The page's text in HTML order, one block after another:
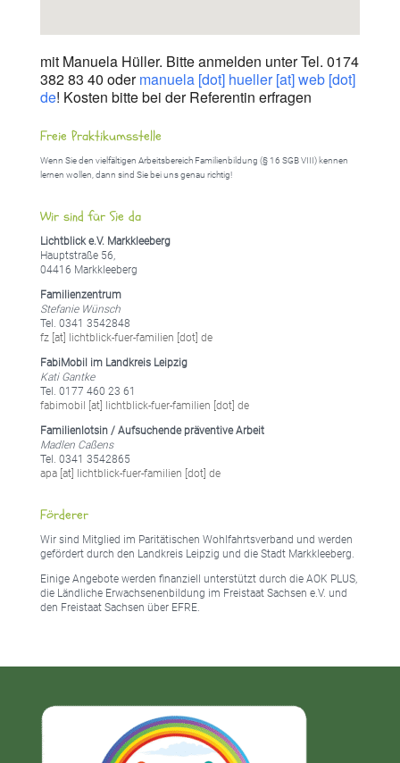
mit Manuela Hüller. Bitte anmelden unter Tel. 0174
382 83 40 odermanuela [dot] hueller [at] web [dot]
de! Kosten bitte bei der Referentin erfragen
Freie Praktikumsstelle
Wenn Sie den vielfältigen Arbeitsbereich Familienbildung (§ 16 SGB VIII) kennen
lernen wollen, dann sind Sie bei uns genau richtig!
Wir sind für Sie da
Lichtblick e.V. Markkleeberg
Hauptstraße 56,
04416 Markkleeberg
Familienzentrum
Stefanie Wünsch
Tel. 0341 3542848
fz [at] lichtblick-fuer-familien [dot] de
FabiMobil im Landkreis Leipzig
Kati Gantke
Tel. 0177 460 23 61
fabimobil [at] lichtblick-fuer-familien [dot] de
Familienlotsin / Aufsuchende präventive Arbeit
Madlen Caßens
Tel. 0341 3542865
apa [at] lichtblick-fuer-familien [dot] de
Förderer
Wir sind Mitglied im Paritätischen Wohlfahrtsverband und werden
gefördert durch den Landkreis Leipzig und die Stadt Markkleeberg.
Einige Angebote werden finanziell unterstützt durch die AOK PLUS,
die Ländliche Erwachsenenbildung im Freistaat Sachsen e.V. und
den Freistaat Sachsen über EFRE.